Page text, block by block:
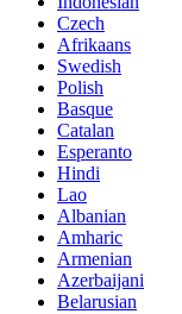
Czech
Afrikaans
Swedish
Polish
Basque
Catalan
Esperanto
Hindi
Lao
Albanian
Amharic
Armenian
Azerbaijani
Belarusian